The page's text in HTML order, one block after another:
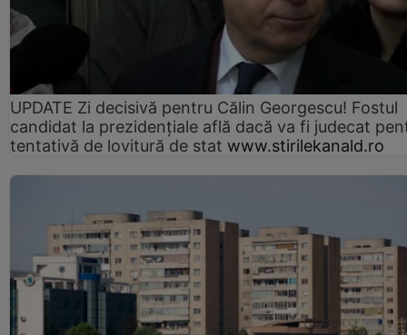
UPDATE Zi decisivă pentru Călin Georgescu! Fostul
candidat la prezidențiale află dacă va fi judecat
tentativă de lovitură de stat www.stirilekanald.ro